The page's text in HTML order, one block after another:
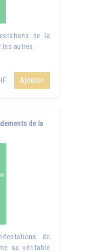
de la
les autres.
Ajouter
de la
de
sa véritable